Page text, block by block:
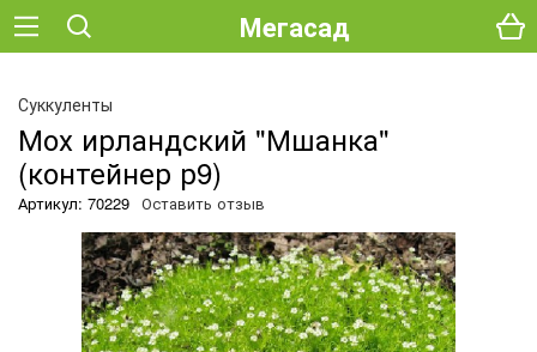
Мегасад
Суккуленты
Мох ирландский "Мшанка"
(контейнер р9)
Артикул: 70229 Оставить отзыв